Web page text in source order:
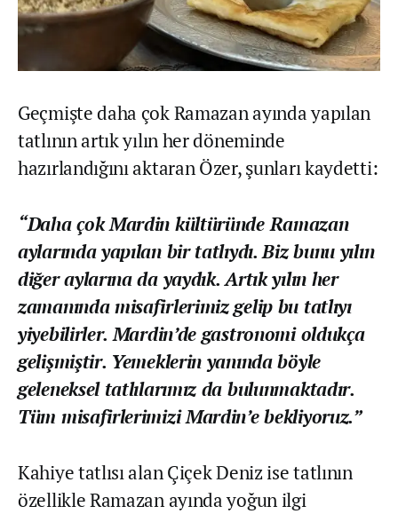
Geçmişte daha çok Ramazan ayında yapılan
tatlının artık yılın her döneminde
hazırlandığını aktaran Özer, şunları kaydetti:
“Daha çok Mardin kültüründe Ramazan
aylarında yapılan bir tatlıydı. Biz bunu yılın
diğer aylarına da yaydık. Artık yılın her
zamanında misafirlerimiz gelip bu tatlıyı
yiyebilirler. Mardin’de gastronomi oldukça
gelişmiştir. Yemeklerin yanında böyle
geleneksel tatlılarımız da bulunmaktadır.
Tüm misafirlerimizi Mardin’e bekliyoruz.”
Kahiye tatlısı alan Çiçek Deniz ise tatlının
özellikle Ramazan ayında yoğun ilgi